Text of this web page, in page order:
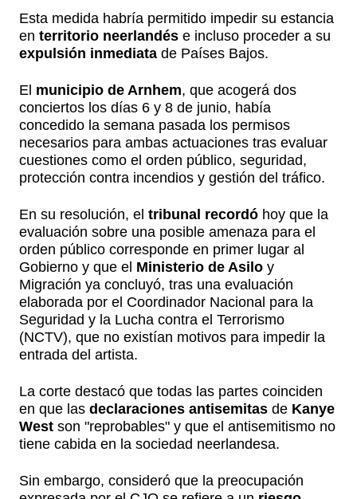
Esta medida habría permitido impedir su estancia
en territorio neerlandés e incluso proceder a su
expulsión inmediata de Países Bajos.
El municipio de Arnhem, que acogerá dos
conciertos los días 6 y 8 de junio, había
concedido la semana pasada los permisos
necesarios para ambas actuaciones tras evaluar
cuestiones como el orden público, seguridad,
protección contra incendios y gestión del tráfico.
En su resolución, el tribunal recordó hoy que la
evaluación sobre una posible amenaza para el
orden público corresponde en primer lugar al
Gobierno y que el Ministerio de Asilo y
Migración ya concluyó, tras una evaluación
elaborada por el Coordinador Nacional para la
Seguridad y la Lucha contra el Terrorismo
(NCTV), que no existían motivos para impedir la
entrada del artista.
La corte destacó que todas las partes coinciden
en que las declaraciones antisemitas de Kanye
West son "reprobables" y que el antisemitismo no
tiene cabida en la sociedad neerlandesa.
Sin embargo, consideró que la preocupación